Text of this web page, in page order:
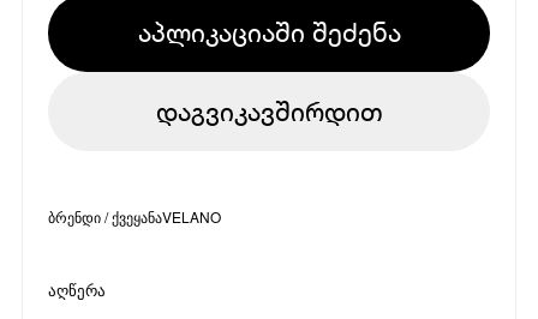
აპლიკაციაში შეძენა
დაგვიკავშირდით
ბრენდი / ქვეყანაVELANO
აღწერა